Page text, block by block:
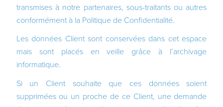
transmises à notre partenaires, sous-traitants ou autres
conformément à la Politique de Confidentialité.
Les données Client sont conservées dans cet espace
mais sont placés en veille grâce à l’archivage
informatique.
Si un Client souhaite que ces données soient
supprimées ou un proche de ce Client, une demande